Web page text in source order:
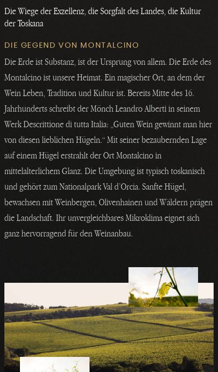
Die Wiege der Exzellenz, die Sorgfalt des Landes, die Kultur
der Toskana
DIE GEGEND VON MONTALCINO
Die Erde ist Substanz, ist der Ursprung von allem. Die Erde des
Montalcino ist unsere Heimat. Ein magischer Ort, an dem der
Wein Leben, Tradition und Kultur ist. Bereits Mitte des 16.
Jahrhunderts schreibt der Mönch Leandro Alberti in seinem
Werk Descrittione di tutta Italia: „Guten Wein gewinnt man hier
von diesen lieblichen Hügeln.“ Mit seiner bezaubernden Lage
auf einem Hügel erstrahlt der Ort Montalcino in
mittelalterlichem Glanz. Die Umgebung ist typisch toskanisch
und gehört zum Nationalpark Val d’Orcia. Sanfte Hügel,
bewachsen mit Weinbergen, Olivenhainen und Wäldern prägen
die Landschaft. Ihr unvergleichbares Mikroklima eignet sich
ganz hervorragend für den Weinanbau.